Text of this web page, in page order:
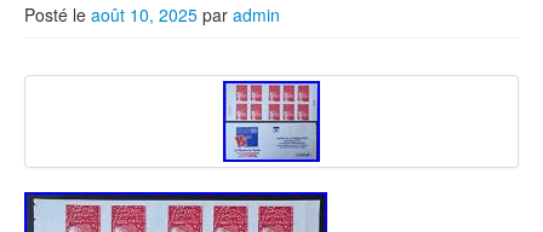
Posté le août 10, 2025 par admin